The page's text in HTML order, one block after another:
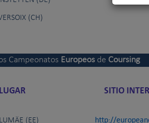
(CH)
Campeonatos Europeos de Coursing
LUGAR SITIO
(EE) http://